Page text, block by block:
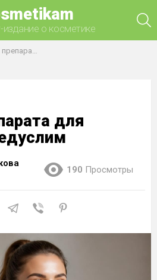
издание о косметике
похудения редуслим
для
190 Просмотры